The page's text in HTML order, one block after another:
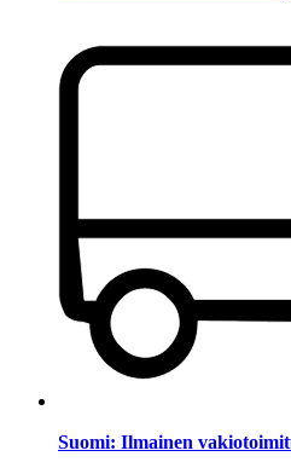
Suomi: Ilmainen